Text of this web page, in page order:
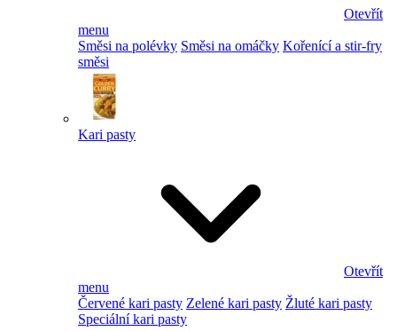
Otevřít
menu
Směsi na polévky Směsi na omáčky Kořenící a stir-fry
směsi
Kari pasty
Otevřít
menu
Červené kari pasty Zelené kari pasty Žluté kari pasty
Speciální kari pasty